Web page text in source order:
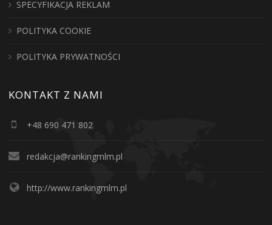
SPECYFIKACJA REKLAM
POLITYKA COOKIE
POLITYKA PRYWATNOŚCI
KONTAKT Z NAMI
+48 690 471 802
redakcja@rankingmlm.pl
http://www.rankingmlm.pl